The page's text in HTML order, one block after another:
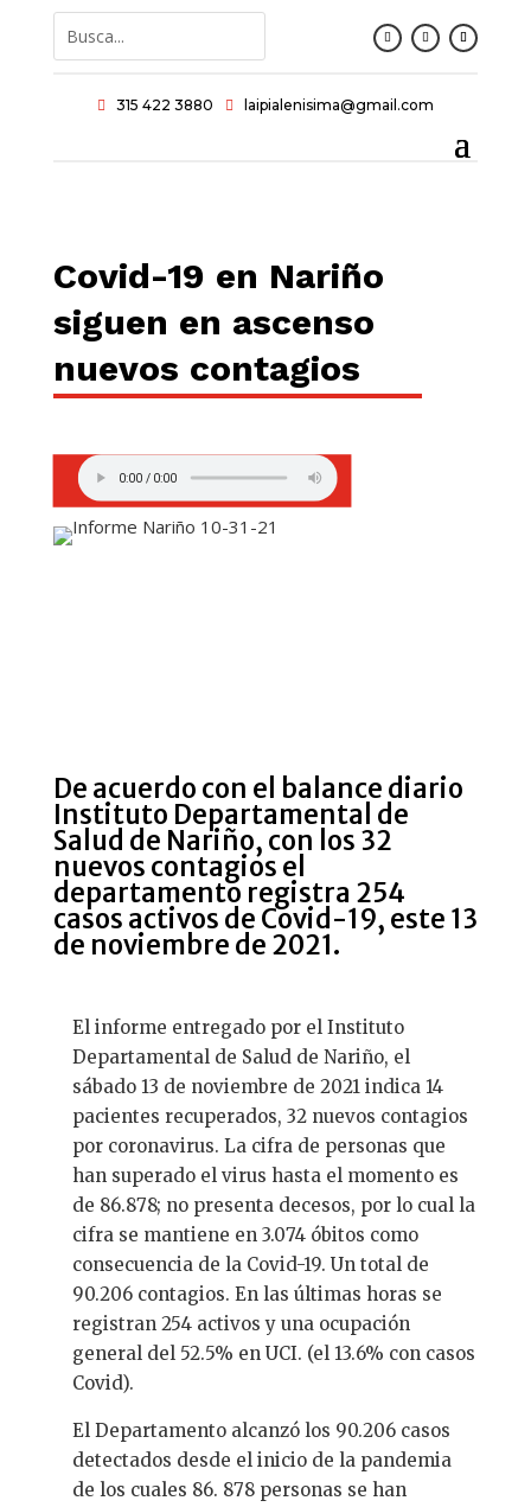
 315 422 3880  laipialenisima@gmail.com
Covid-19 en Nariño
siguen en ascenso
nuevos contagios
De acuerdo con el balance diario
Instituto Departamental de
Salud de Nariño, con los 32
nuevos contagios el
departamento registra 254
casos activos de Covid-19, este 13
de noviembre de 2021.
El informe entregado por el Instituto
Departamental de Salud de Nariño, el
sábado 13 de noviembre de 2021 indica 14
pacientes recuperados, 32 nuevos contagios
por coronavirus. La cifra de personas que
han superado el virus hasta el momento es
de 86.878; no presenta decesos, por lo cual la
cifra se mantiene en 3.074 óbitos como
consecuencia de la Covid-19. Un total de
90.206 contagios. En las últimas horas se
registran 254 activos y una ocupación
general del 52.5% en UCI. (el 13.6% con casos
Covid).
El Departamento alcanzó los 90.206 casos
detectados desde el inicio de la pandemia
de los cuales 86. 878 personas se han